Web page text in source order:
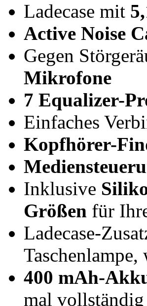
Ladecase mit
Active Noise
Gegen
Mikrofone
7 Equalizer-
Einfaches
Kopfhörer-
Inklusive
Größen für
Ladecase-
Taschenlampe,
400 mAh-
mal